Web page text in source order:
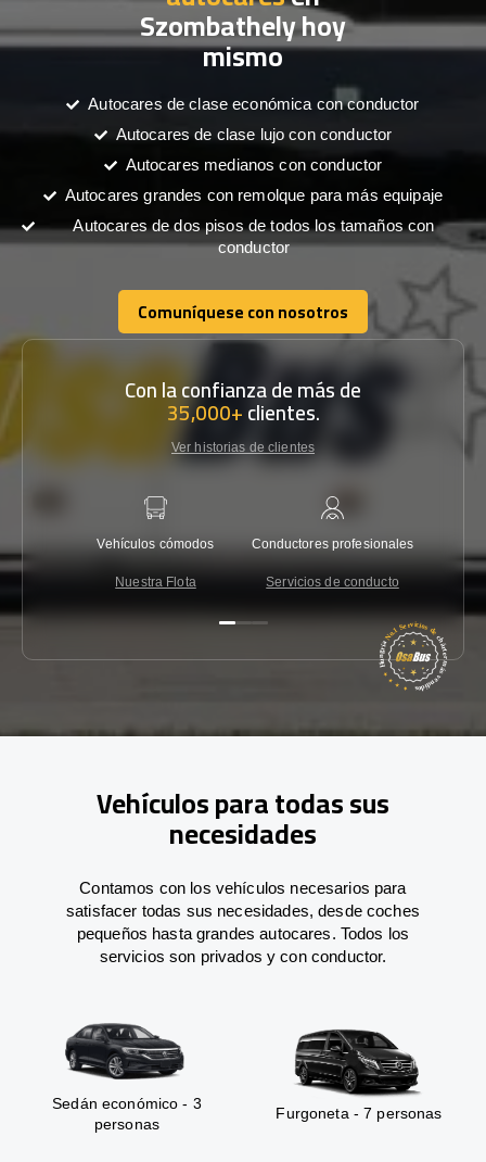
Szombathely hoy
mismo
Autocares de clase económica con conductor
Autocares de clase lujo con conductor
Autocares medianos con conductor
Autocares grandes con remolque para más equipaje
Autocares de dos pisos de todos los tamaños con
conductor
Comuníquese con nosotros
Comuníquese con nosotros
Con la confianza de más de
35,000+clientes.
Ver historias de clientes
Vehículos cómodos
Nuestra Flota
Conductores profesionales
Servicios de conducto
Vehículos para todas sus
necesidades
Contamos con los vehículos necesarios para
satisfacer todas sus necesidades, desde coches
pequeños hasta grandes autocares. Todos los
servicios son privados y con conductor.
Sedán económico - 3
personas
Furgoneta - 7 personas